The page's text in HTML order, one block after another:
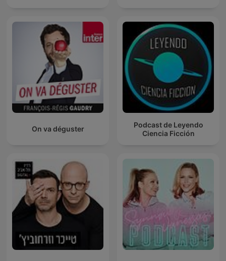
On va déguster
Podcast de Leyendo
Ciencia Ficción